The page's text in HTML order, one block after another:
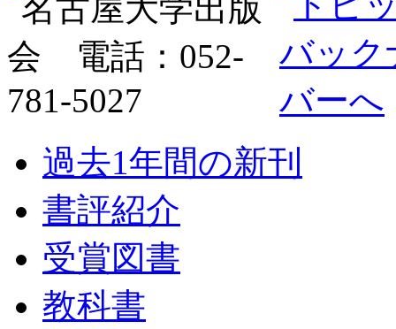
過去1年間の新刊
書評紹介
受賞図書
教科書